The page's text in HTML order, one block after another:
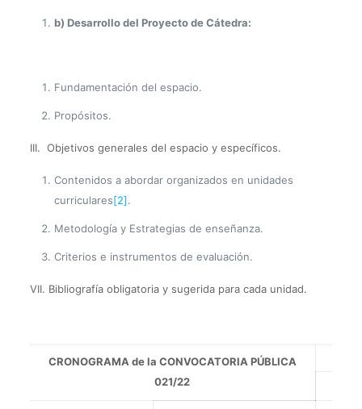
b) Desarrollo del Proyecto de Cátedra:
Fundamentación del espacio.
Propósitos.
III. Objetivos generales del espacio y específicos.
Contenidos a abordar organizados en unidades
curriculares[2].
Metodología y Estrategias de enseñanza.
Criterios e instrumentos de evaluación.
VII. Bibliografía obligatoria y sugerida para cada unidad.
CRONOGRAMA de la CONVOCATORIA PÚBLICA
021/22